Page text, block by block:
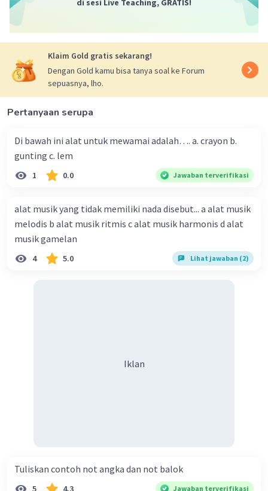
di sesi Live Teaching, GRATIS!
Klaim Gold gratis sekarang!
Dengan Gold kamu bisa tanya soal ke Forum
sepuasnya, lho.
Pertanyaan serupa
Di bawah ini alat untuk mewamai adalah…. a. crayon b.
gunting c. lem
1 0.0 Jawaban terverifikasi
alat musik yang tidak memiliki nada disebut... a alat musik
melodis b alat musik ritmis c alat musik harmonis d alat
musik gamelan
4 5.0 Lihat jawaban (2)
Iklan
Tuliskan contoh not angka dan not balok​
5 4.3 Jawaban terverifikasi